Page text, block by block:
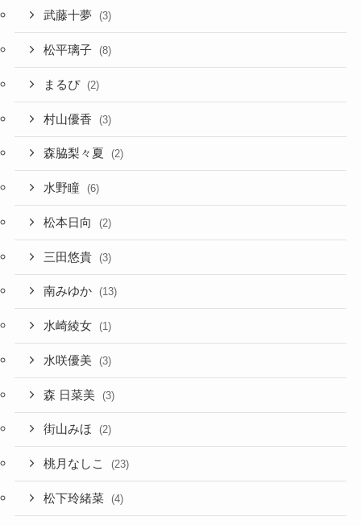
武藤十夢 (3)
松平璃子 (8)
まるぴ (2)
村山優香 (3)
森脇梨々夏 (2)
水野瞳 (6)
松本日向 (2)
三田悠貴 (3)
南みゆか (13)
水崎綾女 (1)
水咲優美 (3)
森 日菜美 (3)
街山みほ (2)
桃月なしこ (23)
松下玲緒菜 (4)